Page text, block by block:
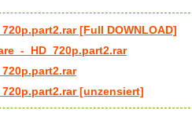
[Full DOWNLOAD]
_HD_720p.part2.rar
[unzensiert]